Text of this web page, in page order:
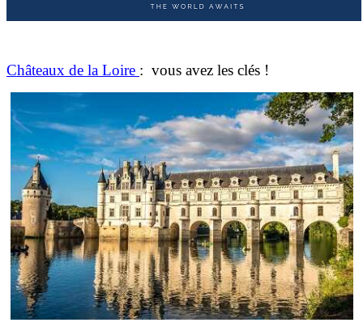
Châteaux de la Loire : vous avez les clés !